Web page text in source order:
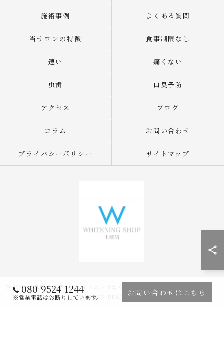
080-9524-1244
※営業電話はお断りしています。 お問い合わせはこちら
施術事例 よくある質問
当サロンの特徴 食事制限なし
速い 痛くない
虫歯 口臭予防
アクセス ブログ
コラム お問い合わせ
プライバシーポリシー サイトマップ
© 2026 岐阜県土岐市のホワイトニングならWHITENING SHOP 土岐店 ALL
RIGHTS RESERVED.